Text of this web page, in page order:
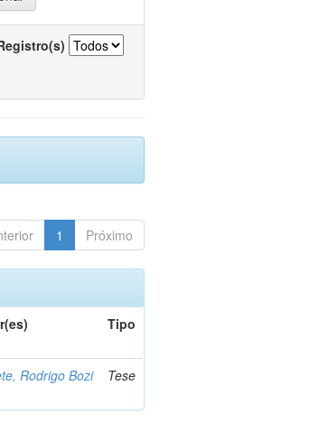
1 Próximo
Tipo
Rodrigo Bozi Tese